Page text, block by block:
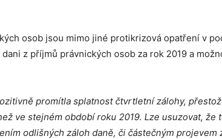
osob jsou mimo jiné protikrizová opatření v
z příjmů právnických osob za rok 2019 a
promítla splatnost čtvrtletní zálohy,
ve stejném období roku 2019. Lze usuzovat, že
odlišných záloh daně, či částečným projevem